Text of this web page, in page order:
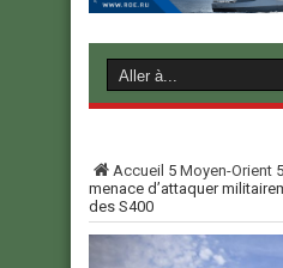
Accueil 5 Moyen-Orient 5
menace d’attaquer
des S400